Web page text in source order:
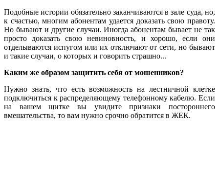
Подобные истории обязательно заканчиваются в зале суда, но,
к счастью, многим абонентам удается доказать свою правоту.
Но бывают и другие случаи. Иногда абонентам бывает не так
просто доказать свою невиновность, и хорошо, если они
отделываются испугом или их отключают от сети, но бывают
и такие случаи, о которых и говорить страшно...
Каким же образом защитить себя от мошенников?
Нужно знать, что есть возможность на лестничной клетке
подключиться к распределяющему телефонному кабелю. Если
на вашем щитке вы увидите признаки постороннего
вмешательства, то вам нужно срочно обратится в ЖЕК.